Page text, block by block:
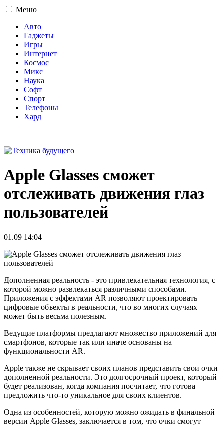
Меню
Авто
Гаджеты
Игры
Интернет
Космос
Микс
Наука
Софт
Спорт
Телефоны
Хард
Apple Glasses сможет
отслеживать движения глаз
пользователей
01.09 14:04
Дополненная реальность - это привлекательная технология, с
которой можно развлекаться различными способами.
Приложения с эффектами AR позволяют проектировать
цифровые объекты в реальности, что во многих случаях
может быть весьма полезным.
Ведущие платформы предлагают множество приложений для
смартфонов, которые так или иначе основаны на
функциональности AR.
Apple также не скрывает своих планов представить свои очки
дополненной реальности. Это долгосрочный проект, который
будет реализован, когда компания посчитает, что готова
предложить что-то уникальное для своих клиентов.
Одна из особенностей, которую можно ожидать в финальной
версии Apple Glasses, заключается в том, что очки смогут